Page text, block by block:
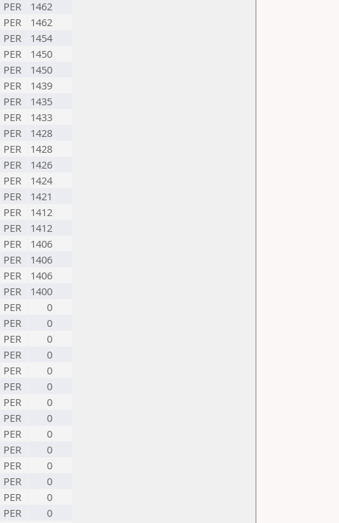
PER
1462
PER
1462
PER
1454
PER
1450
PER
1450
PER
1439
PER
1435
PER
1433
PER
1428
PER
1428
PER
1426
PER
1424
PER
1421
PER
1412
PER
1412
PER
1406
PER
1406
PER
1406
PER
1400
PER
0
PER
0
PER
0
PER
0
PER
0
PER
0
PER
0
PER
0
PER
0
PER
0
PER
0
PER
0
PER
0
PER
0